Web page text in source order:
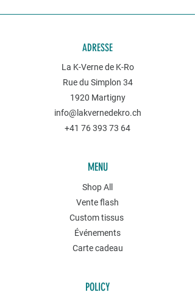
ADRESSE
La K-Verne de K-Ro
Rue du Simplon 34
1920 Martigny
info@lakvernedekro.ch
+41 76 393 73 64
MENU
Shop All
Vente flash
Custom tissus
Événements
Carte cadeau
POLICY